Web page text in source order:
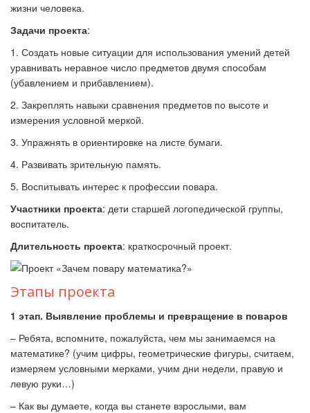
жизни человека.
Задачи проекта:
1. Создать новые ситуации для использования умений детей
уравнивать неравное число предметов двумя способам
(убавлением и прибавлением).
2. Закреплять навыки сравнения предметов по высоте и
измерения условной меркой.
3. Упражнять в ориентировке на листе бумаги.
4. Развивать зрительную память.
5. Воспитывать интерес к профессии повара.
Участники проекта: дети старшей логопедической группы,
воспитатель.
Длительность проекта: краткосрочный проект.
Этапы проекта
1 этап. Выявление проблемы и превращение в поваров
– Ребята, вспомните, пожалуйста, чем мы занимаемся на
математике? (учим цифры, геометрические фигуры, считаем,
измеряем условными мерками, учим дни недели, правую и
левую руки…)
– Как вы думаете, когда вы станете взрослыми, вам